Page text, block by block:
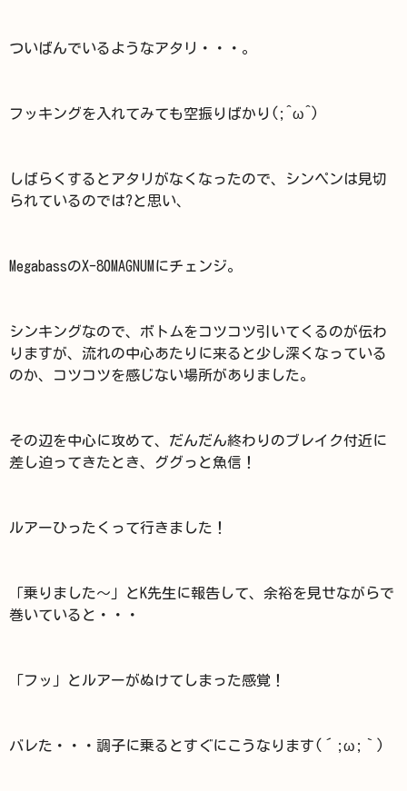
ついばんでいるようなアタリ・・・。
フッキングを入れてみても空振りばかり(;^ω^)
しばらくするとアタリがなくなったので、シンペンは見切
られているのでは?と思い、
MegabassのX-80MAGNUMにチェンジ。
シンキングなので、ボトムをコツコツ引いてくるのが伝わ
りますが、流れの中心あたりに来ると少し深くなっている
のか、コツコツを感じない場所がありました。
その辺を中心に攻めて、だんだん終わりのブレイク付近に
差し迫ってきたとき、ググっと魚信！
ルアーひったくって行きました！
「乗りました～」とK先生に報告して、余裕を見せながらで
巻いていると・・・
「フッ」とルアーがぬけてしまった感覚！
バレた・・・調子に乗るとすぐにこうなります(´;ω;｀)